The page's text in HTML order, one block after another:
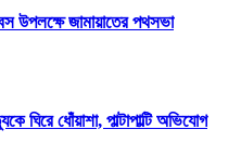
উপলক্ষে জামায়াতের পথসভা
ঘিরে ধোঁয়াশা, পাল্টাপাল্টি অভিযোগ